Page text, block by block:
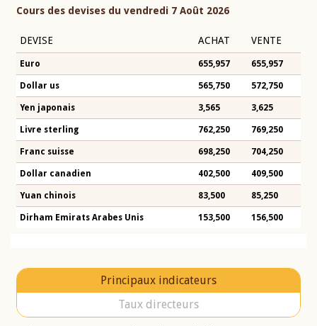
Cours des devises du vendredi 7 Août 2026
DEVISE ACHAT VENTE
Euro 655,957 655,957
Dollar us 565,750 572,750
Yen japonais 3,565 3,625
Livre sterling 762,250 769,250
Franc suisse 698,250 704,250
Dollar canadien 402,500 409,500
Yuan chinois 83,500 85,250
Dirham Emirats Arabes Unis 153,500 156,500
Principaux indicateurs
Taux directeurs